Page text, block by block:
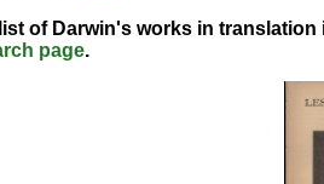
of Darwin's works in
page.